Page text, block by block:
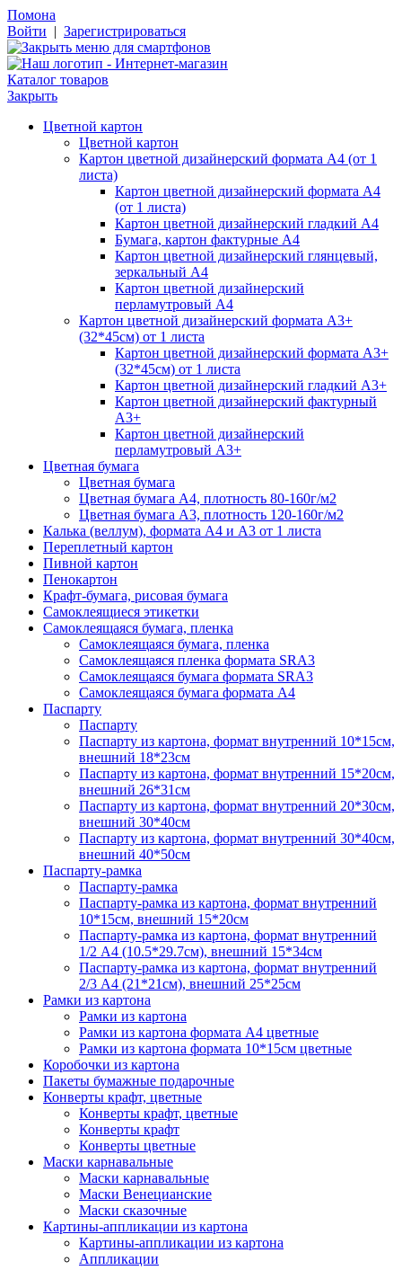
Помона
Войти | Зарегистрироваться
Каталог товаров
Закрыть
Цветной картон
Цветной картон
Картон цветной дизайнерский формата А4 (от 1
листа)
Картон цветной дизайнерский формата А4
(от 1 листа)
Картон цветной дизайнерский гладкий А4
Бумага, картон фактурные А4
Картон цветной дизайнерский глянцевый,
зеркальный А4
Картон цветной дизайнерский
перламутровый А4
Картон цветной дизайнерский формата А3+
(32*45см) от 1 листа
Картон цветной дизайнерский формата А3+
(32*45см) от 1 листа
Картон цветной дизайнерский гладкий А3+
Картон цветной дизайнерский фактурный
А3+
Картон цветной дизайнерский
перламутровый А3+
Цветная бумага
Цветная бумага
Цветная бумага А4, плотность 80-160г/м2
Цветная бумага А3, плотность 120-160г/м2
Калька (веллум), формата А4 и А3 от 1 листа
Переплетный картон
Пивной картон
Пенокартон
Крафт-бумага, рисовая бумага
Самоклеящиеся этикетки
Самоклеящаяся бумага, пленка
Самоклеящаяся бумага, пленка
Самоклеящаяся пленка формата SRА3
Самоклеящаяся бумага формата SRА3
Самоклеящаяся бумага формата А4
Паспарту
Паспарту
Паспарту из картона, формат внутренний 10*15см,
внешний 18*23см
Паспарту из картона, формат внутренний 15*20см,
внешний 26*31см
Паспарту из картона, формат внутренний 20*30см,
внешний 30*40см
Паспарту из картона, формат внутренний 30*40см,
внешний 40*50см
Паспарту-рамка
Паспарту-рамка
Паспарту-рамка из картона, формат внутренний
10*15см, внешний 15*20см
Паспарту-рамка из картона, формат внутренний
1/2 А4 (10.5*29.7см), внешний 15*34см
Паспарту-рамка из картона, формат внутренний
2/3 А4 (21*21см), внешний 25*25см
Рамки из картона
Рамки из картона
Рамки из картона формата А4 цветные
Рамки из картона формата 10*15см цветные
Коробочки из картона
Пакеты бумажные подарочные
Конверты крафт, цветные
Конверты крафт, цветные
Конверты крафт
Конверты цветные
Маски карнавальные
Маски карнавальные
Маски Венецианские
Маски сказочные
Картины-аппликации из картона
Картины-аппликации из картона
Аппликации